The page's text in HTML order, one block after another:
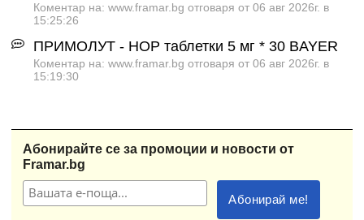
Коментар на: www.framar.bg отговаря от 06 авг 2026г. в
15:25:26
ПРИМОЛУТ - НОР таблетки 5 мг * 30 BAYER
Коментар на: www.framar.bg отговаря от 06 авг 2026г. в
15:19:30
Абонирайте се за промоции и новости от
Framar.bg